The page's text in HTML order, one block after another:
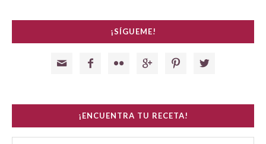
¡SÍGUEME!
     
¡ENCUENTRA TU RECETA!